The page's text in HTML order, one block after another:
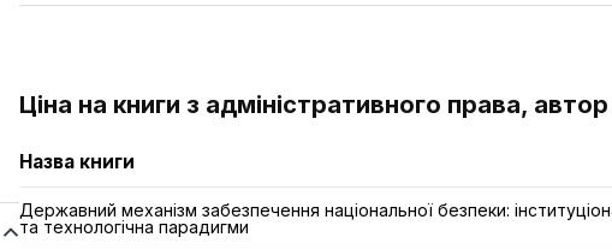
Ціна на книги з адміністративного права,
Назва книги
Державний механізм забезпечення національної безпеки:
та технологічна парадигми